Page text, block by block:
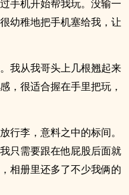
手机开始帮我玩。没输一
幼稚地把手机塞给我，让
我从我哥头上几根翘起来
，很适合握在手里把玩，
行李，意料之中的标间。
只需要跟在他屁股后面就
相册里还多了不少我俩的